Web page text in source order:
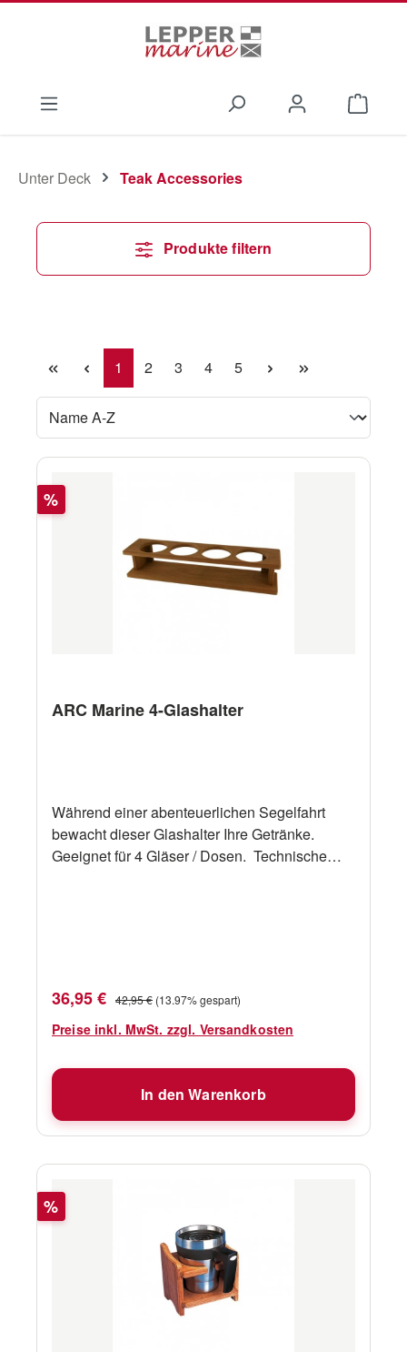
Unter Deck Teak Accessories
Produkte filtern
Seite
1 Seite
2 Seite
3 Seite
4 Seite
5
Rabatt
%
ARC Marine 4-Glashalter
Während einer abenteuerlichen Segelfahrt
bewacht dieser Glashalter Ihre Getränke.
Geeignet für 4 Gläser / Dosen. Technische
Verkaufspreis:
36,95 € Regulärer Preis:
42,95 € (13.97% gespart)
Preise inkl. MwSt. zzgl. Versandkosten
In den Warenkorb
Rabatt
%